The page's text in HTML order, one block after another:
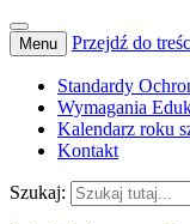
Menu Przejdź do
Standardy
Wymagania
Kalendarz roku
Kontakt
Szukaj: